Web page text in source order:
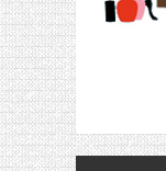
[VIDÉO]
[VIDÉO]
[VIDÉO]